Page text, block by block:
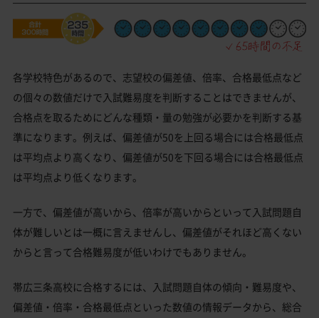
各学校特色があるので、志望校の偏差値、倍率、合格最低点など
の個々の数値だけで入試難易度を判断することはできませんが、
合格点を取るためにどんな種類・量の勉強が必要かを判断する基
準になります。例えば、偏差値が50を上回る場合には合格最低点
は平均点より高くなり、偏差値が50を下回る場合には合格最低点
は平均点より低くなります。
一方で、偏差値が高いから、倍率が高いからといって入試問題自
体が難しいとは一概に言えませんし、偏差値がそれほど高くない
からと言って合格難易度が低いわけでもありません。
帯広三条高校に合格するには、入試問題自体の傾向・難易度や、
偏差値・倍率・合格最低点といった数値の情報データから、総合